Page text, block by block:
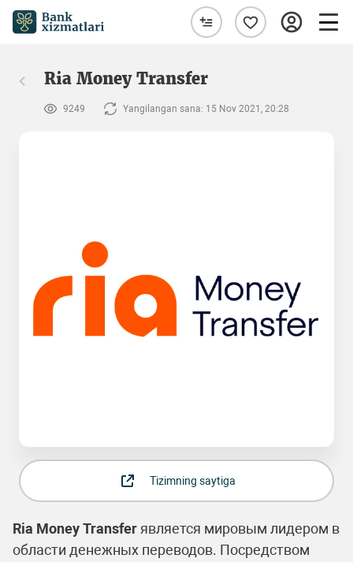
Ria Money Transfer
9249 Yangilangan sana: 15 Nov 2021, 20:28
Tizimning saytiga
Ria Money Transfer является мировым лидером в
области денежных переводов. Посредством